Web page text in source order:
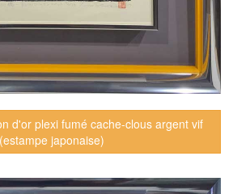
d'or plexi fumé cache-clous argent vif
(estampe japonaise)